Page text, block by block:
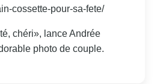
cossette-pour-sa-fete/
chéri», lance Andrée
photo de couple.